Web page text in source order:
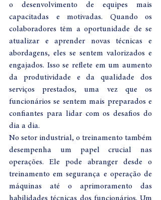
o desenvolvimento de equipes mais
capacitadas e motivadas. Quando os
colaboradores têm a oportunidade de se
atualizar e aprender novas técnicas e
abordagens, eles se sentem valorizados e
engajados. Isso se reflete em um aumento
da produtividade e da qualidade dos
serviços prestados, uma vez que os
funcionários se sentem mais preparados e
confiantes para lidar com os desafios do
dia a dia.
No setor industrial, o treinamento também
desempenha um papel crucial nas
operações. Ele pode abranger desde o
treinamento em segurança e operação de
máquinas até o aprimoramento das
habilidades técnicas dos funcionários. Um